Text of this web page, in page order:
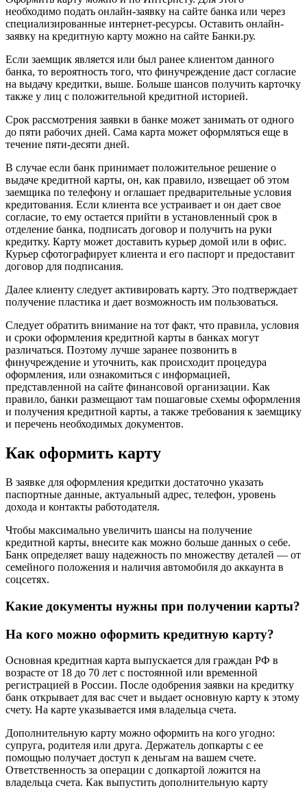
необходимо подать онлайн-заявку на сайте банка или через
специализированные интернет-ресурсы. Оставить онлайн-
заявку на кредитную карту можно на сайте Банки.ру.
Если заемщик является или был ранее клиентом данного
банка, то вероятность того, что финучреждение даст согласие
на выдачу кредитки, выше. Больше шансов получить карточку
также у лиц с положительной кредитной историей.
Срок рассмотрения заявки в банке может занимать от одного
до пяти рабочих дней. Сама карта может оформляться еще в
течение пяти-десяти дней.
В случае если банк принимает положительное решение о
выдаче кредитной карты, он, как правило, извещает об этом
заемщика по телефону и оглашает предварительные условия
кредитования. Если клиента все устраивает и он дает свое
согласие, то ему остается прийти в установленный срок в
отделение банка, подписать договор и получить на руки
кредитку. Карту может доставить курьер домой или в офис.
Курьер сфотографирует клиента и его паспорт и предоставит
договор для подписания.
Далее клиенту следует активировать карту. Это подтверждает
получение пластика и дает возможность им пользоваться.
Следует обратить внимание на тот факт, что правила, условия
и сроки оформления кредитной карты в банках могут
различаться. Поэтому лучше заранее позвонить в
финучреждение и уточнить, как происходит процедура
оформления, или ознакомиться с информацией,
представленной на сайте финансовой организации. Как
правило, банки размещают там пошаговые схемы оформления
и получения кредитной карты, а также требования к заемщику
и перечень необходимых документов.
Как оформить карту
В заявке для оформления кредитки достаточно указать
паспортные данные, актуальный адрес, телефон, уровень
дохода и контакты работодателя.
Чтобы максимально увеличить шансы на получение
кредитной карты, внесите как можно больше данных о себе.
Банк определяет вашу надежность по множеству деталей — от
семейного положения и наличия автомобиля до аккаунта в
соцсетях.
Какие документы нужны при получении карты?
На кого можно оформить кредитную карту?
Основная кредитная карта выпускается для граждан РФ в
возрасте от 18 до 70 лет с постоянной или временной
регистрацией в России. После одобрения заявки на кредитку
банк открывает для вас счет и выдает основную карту к этому
счету. На карте указывается имя владельца счета.
Дополнительную карту можно оформить на кого угодно:
супруга, родителя или друга. Держатель допкарты с ее
помощью получает доступ к деньгам на вашем счете.
Ответственность за операции с допкартой ложится на
владельца счета. Как выпустить дополнительную карту